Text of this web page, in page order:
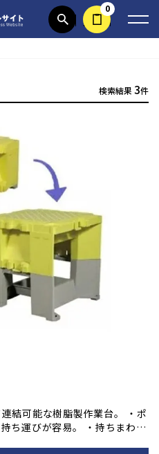
商品検索見積依頼する
0
検索結果 3件
結可能な樹脂製作業台。 ・ポ
ち運びが容易。 ・持ちまわり